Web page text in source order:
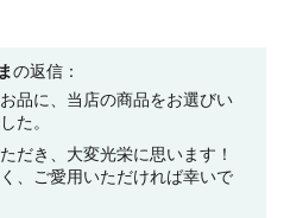
の返信：
品に、当店の商品をお選びい
た。
だき、大変光栄に思います！
、ご愛用いただければ幸いで